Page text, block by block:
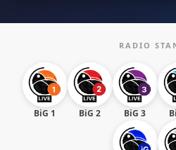
RADIO
BiG 1 BiG 2 BiG 3